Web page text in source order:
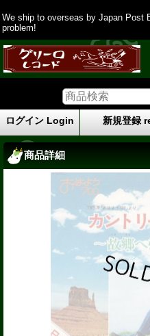
We ship to overseas by Japan Post
problem!
ログイン Login 新規登録
商品詳細